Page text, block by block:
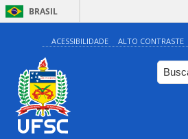
BRASIL
ACESSIBILIDADE ALTO CONTRASTE